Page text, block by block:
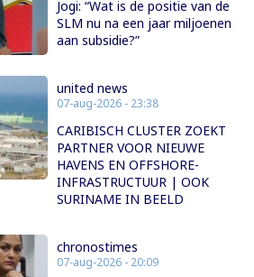
Jogi: “Wat is de positie van de
SLM nu na een jaar miljoenen
aan subsidie?”
united news
07-aug-2026 - 23:38
CARIBISCH CLUSTER ZOEKT
PARTNER VOOR NIEUWE
HAVENS EN OFFSHORE-
INFRASTRUCTUUR | OOK
SURINAME IN BEELD
chronostimes
07-aug-2026 - 20:09